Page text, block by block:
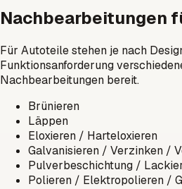
Nachbearbeitungen
Für Autoteile stehen je nach
Funktionsanforderung
Nachbearbeitungen bereit.
Brünieren
Läppen
Eloxieren / Harteloxieren
Galvanisieren / Verzinken /
Pulverbeschichtung /
Polieren / Elektropolieren /